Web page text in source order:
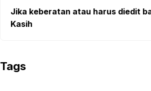
Jika keberatan atau harus diedit
Kasih
Tags